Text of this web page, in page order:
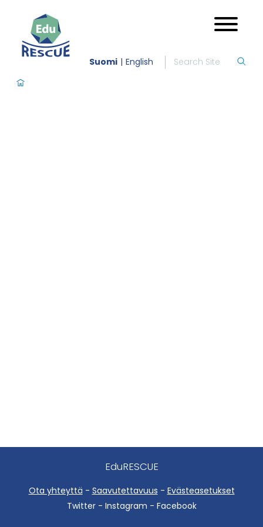
Suomi English
EduRESCUE
Ota yhteyttä - Saavutettavuus - Evästeasetukset
Twitter - Instagram - Facebook